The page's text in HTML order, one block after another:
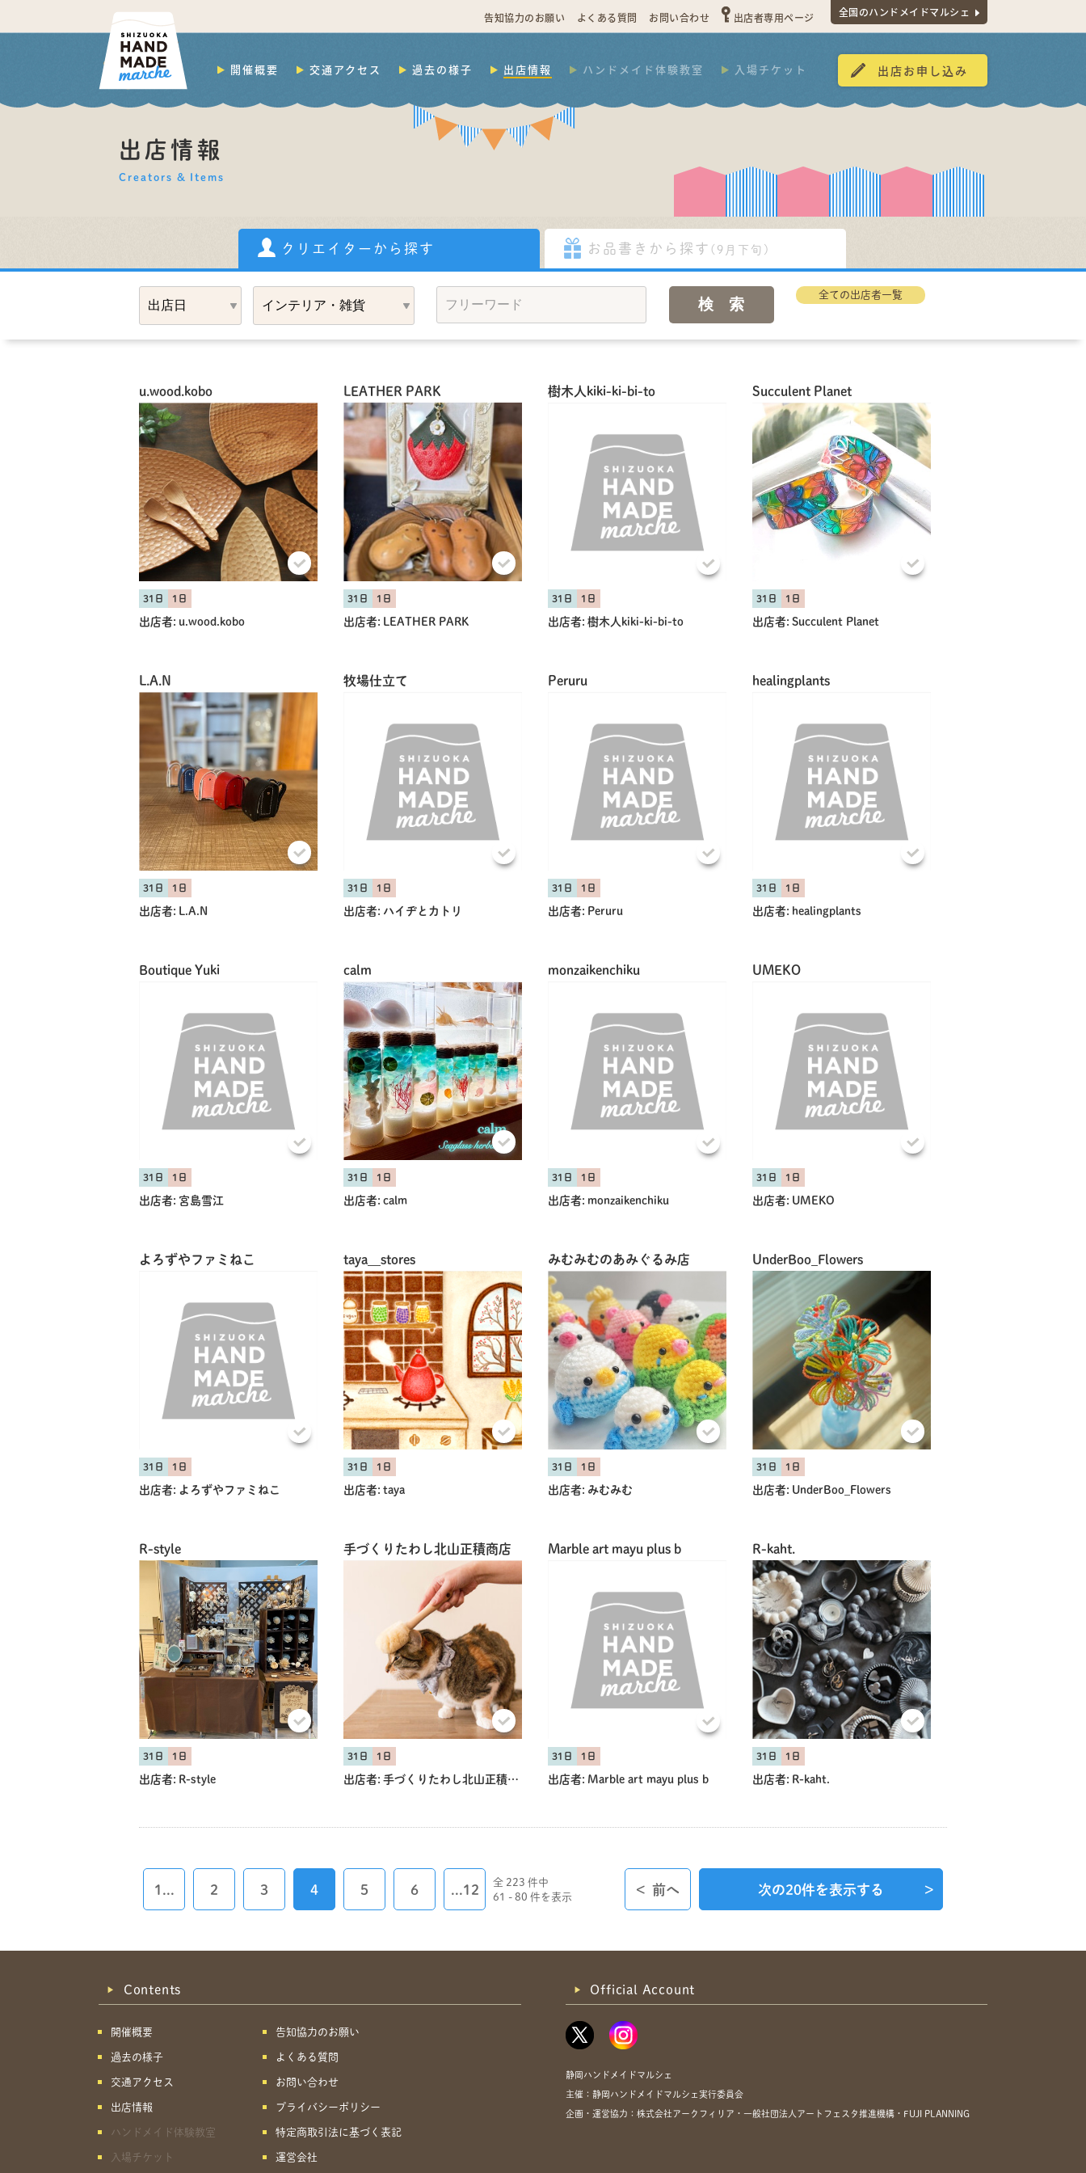
告知協力のお願い よくある質問 お問い合わせ 出店者専用ページ 全国のハンドメイドマルシェ
開催概要 交通アクセス 過去の様子 出店情報 ハンドメイド体験教室 入場チケット 出店お申し込み
出店情報
Creators & Items
クリエイターから探す お品書きから探す (9月下旬)
全ての出店者一覧
u.wood.kobo
31日 1日
出店者: u.wood.kobo
LEATHER PARK
31日 1日
出店者: LEATHER PARK
樹木人kiki-ki-bi-to
31日 1日
出店者: 樹木人kiki-ki-bi-to
Succulent Planet
31日 1日
出店者: Succulent Planet
L.A.N
31日 1日
出店者: L.A.N
牧場仕立て
31日 1日
出店者: ハイヂとカトリ
Peruru
31日 1日
出店者: Peruru
healingplants
31日 1日
出店者: healingplants
Boutique Yuki
31日 1日
出店者: 宮島雪江
calm
31日 1日
出店者: calm
monzaikenchiku
31日 1日
出店者: monzaikenchiku
UMEKO
31日 1日
出店者: UMEKO
よろずやファミねこ
31日 1日
出店者: よろずやファミねこ
taya__stores
31日 1日
出店者: taya
みむみむのあみぐるみ店
31日 1日
出店者: みむみむ
UnderBoo_Flowers
31日 1日
出店者: UnderBoo_Flowers
R-style
31日 1日
出店者: R-style
手づくりたわし北山正積商店
31日 1日
出店者: 手づくりたわし北山正積商店
Marble art mayu plus b
31日 1日
出店者: Marble art mayu plus b
R-kaht.
31日 1日
出店者: R-kaht.
1... 2 3 4 5 6 ...12 < 前へ 次の20件を表示する >
全 223 件中
61 - 80 件を表示
Contents
開催概要
過去の様子
交通アクセス
出店情報
ハンドメイド体験教室
入場チケット
告知協力のお願い
よくある質問
お問い合わせ
プライバシーポリシー
特定商取引法に基づく表記
運営会社
Official Account
静岡ハンドメイドマルシェ
主催：静岡ハンドメイドマルシェ実行委員会
企画・運営協力：株式会社アークフィリア・一般社団法人アートフェスタ推進機構・FUJI PLANNING